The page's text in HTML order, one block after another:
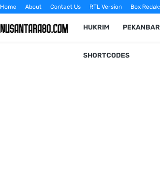
Home About Contact Us RTL Version Box
HUKRIM
SHORTCODES